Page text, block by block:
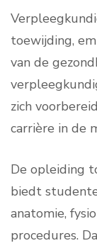
toewijding,
van de
zich
carrière in de
De opleiding
biedt
anatomie,
procedures.